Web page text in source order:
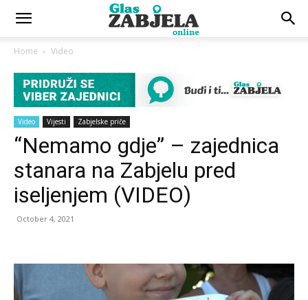
Home Video
Video Vijesti Zabjelske priče
“Nemamo gdje” – zajednica
stanara na Zabjelu pred
iseljenjem (VIDEO)
October 4, 2021